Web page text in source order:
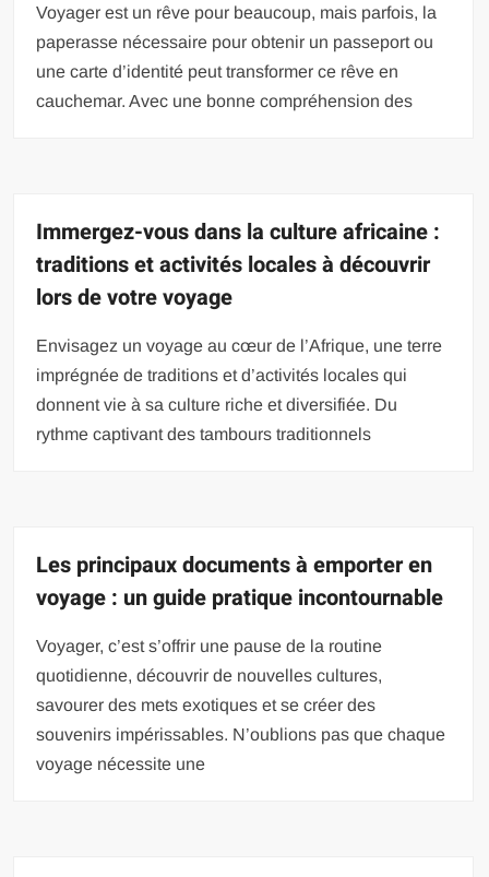
Voyager est un rêve pour beaucoup, mais parfois, la
paperasse nécessaire pour obtenir un passeport ou
une carte d’identité peut transformer ce rêve en
cauchemar. Avec une bonne compréhension des
Immergez-vous dans la culture africaine :
traditions et activités locales à découvrir
lors de votre voyage
Envisagez un voyage au cœur de l’Afrique, une terre
imprégnée de traditions et d’activités locales qui
donnent vie à sa culture riche et diversifiée. Du
rythme captivant des tambours traditionnels
Les principaux documents à emporter en
voyage : un guide pratique incontournable
Voyager, c’est s’offrir une pause de la routine
quotidienne, découvrir de nouvelles cultures,
savourer des mets exotiques et se créer des
souvenirs impérissables. N’oublions pas que chaque
voyage nécessite une